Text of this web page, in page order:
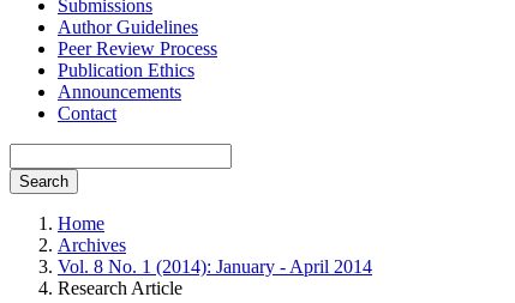
Submissions
Author Guidelines
Peer Review Process
Publication Ethics
Announcements
Contact
Search
Home
Archives
Vol. 8 No. 1 (2014): January - April 2014
Research Article